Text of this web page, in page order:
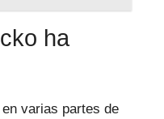
ha
varias partes de